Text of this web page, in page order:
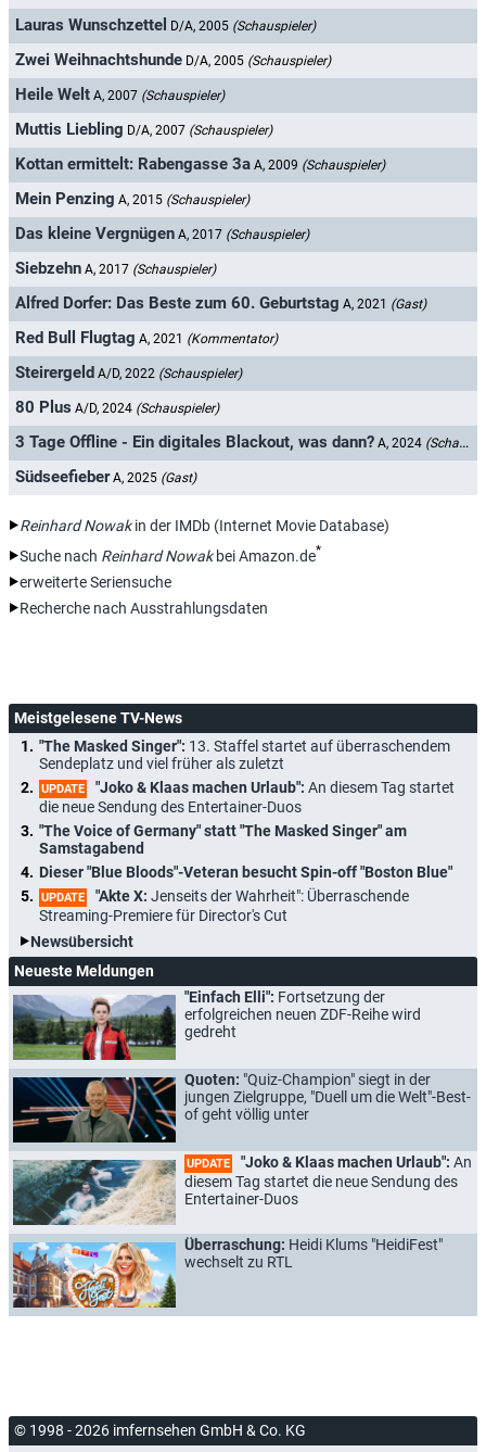
Lauras Wunschzettel D/A, 2005 (Schauspieler)
Zwei Weihnachtshunde D/A, 2005 (Schauspieler)
Heile Welt A, 2007 (Schauspieler)
Muttis Liebling D/A, 2007 (Schauspieler)
Kottan ermittelt: Rabengasse 3a A, 2009 (Schauspieler)
Mein Penzing A, 2015 (Schauspieler)
Das kleine Vergnügen A, 2017 (Schauspieler)
Siebzehn A, 2017 (Schauspieler)
Alfred Dorfer: Das Beste zum 60. Geburtstag A, 2021 (Gast)
Red Bull Flugtag A, 2021 (Kommentator)
Steirergeld A/D, 2022 (Schauspieler)
80 Plus A/D, 2024 (Schauspieler)
3 Tage Offline - Ein digitales Blackout, was dann? A, 2024 (Schauspieler)
Südseefieber A, 2025 (Gast)
Reinhard Nowakin der IMDb (Internet Movie Database)
Suche nach Reinhard Nowakbei Amazon.de*
erweiterte Seriensuche
Recherche nach Ausstrahlungsdaten
Meistgelesene TV-News
"The Masked Singer": 13. Staffel startet auf überraschendem
Sendeplatz und viel früher als zuletzt
UPDATE "Joko & Klaas machen Urlaub": An diesem Tag startet
die neue Sendung des Entertainer-Duos
"The Voice of Germany" statt "The Masked Singer" am
Samstagabend
Dieser "Blue Bloods"-Veteran besucht Spin-off "Boston Blue"
UPDATE "Akte X: Jenseits der Wahrheit": Überraschende
Streaming-Premiere für Director's Cut
Newsübersicht
Neueste Meldungen
"Einfach Elli": Fortsetzung der
erfolgreichen neuen ZDF-Reihe wird
gedreht
Quoten: "Quiz-Champion" siegt in der
jungen Zielgruppe, "Duell um die Welt"-Best-
of geht völlig unter
UPDATE "Joko & Klaas machen Urlaub": An
diesem Tag startet die neue Sendung des
Entertainer-Duos
Überraschung: Heidi Klums "HeidiFest"
wechselt zu RTL
© 1998 - 2026 imfernsehen GmbH & Co. KG